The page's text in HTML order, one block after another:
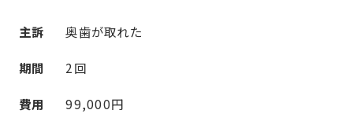
主訴 奥歯が取れた
期間 2回
費用 99,000円